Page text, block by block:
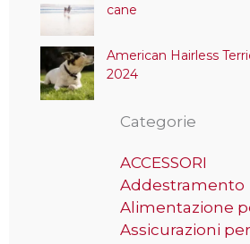
cane
American Hairless
2024
Categorie
ACCESSORI
Addestramento
Alimentazione
Assicurazioni